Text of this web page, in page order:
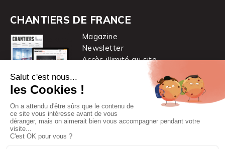
CHANTIERS DE FRANCE
Magazine
Newsletter
Accès illimité au site
Chantiers de France est une marque